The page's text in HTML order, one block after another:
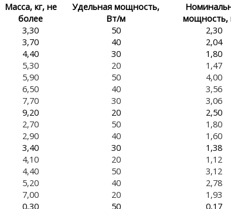
Масса, кг, не
более
Удельная мощность,
Вт/м
мощность,
3,30 50 2,30
3,70 40 2,04
4,40 30 1,80
5,30 20 1,47
5,90 50 4,00
6,50 40 3,56
7,70 30 3,06
9,20 20 2,50
2,70 50 1,80
2,90 40 1,60
3,40 30 1,38
4,10 20 1,12
4,40 50 3,12
5,20 40 2,78
7,00 20 1,93
0,30 50 0,17